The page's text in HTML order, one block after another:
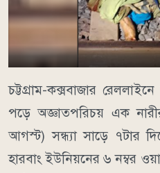
চট্টগ্রাম-কক্সবাজার
পড়ে অজ্ঞাতপরিচয় এক
আগস্ট) সন্ধ্যা সাড়ে ৭টার
হারবাং ইউনিয়নের ৬ নম্বর